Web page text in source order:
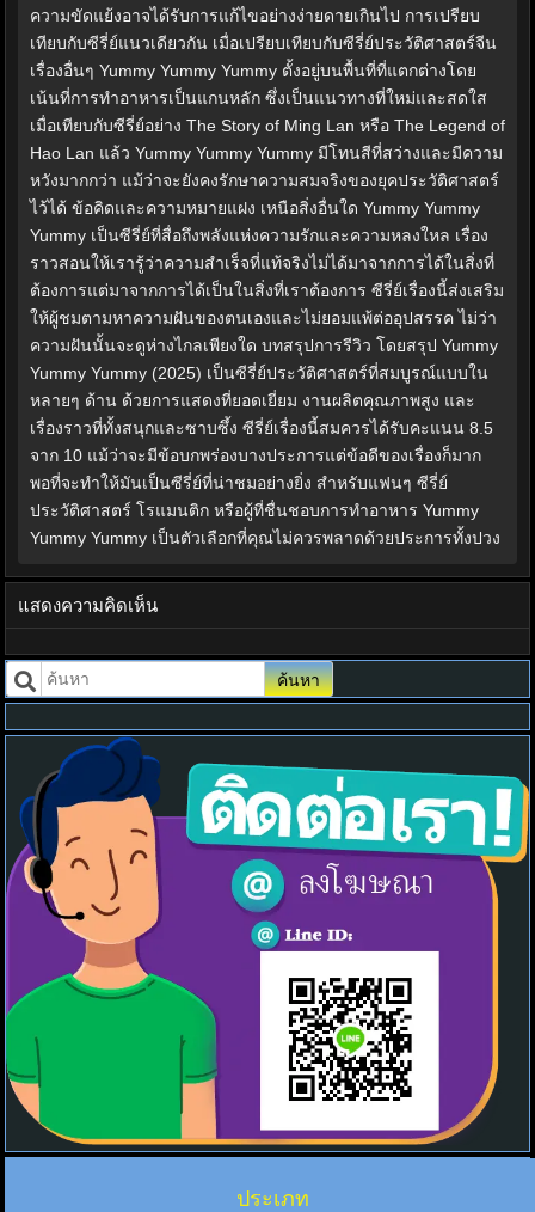
ความขัดแย้งอาจได้รับการแก้ไขอย่างง่ายดายเกินไป การเปรียบ
เทียบกับซีรี่ย์แนวเดียวกัน เมื่อเปรียบเทียบกับซีรี่ย์ประวัติศาสตร์จีน
เรื่องอื่นๆ Yummy Yummy Yummy ตั้งอยู่บนพื้นที่ที่แตกต่างโดย
เน้นที่การทำอาหารเป็นแกนหลัก ซึ่งเป็นแนวทางที่ใหม่และสดใส
เมื่อเทียบกับซีรี่ย์อย่าง The Story of Ming Lan หรือ The Legend of
Hao Lan แล้ว Yummy Yummy Yummy มีโทนสีที่สว่างและมีความ
หวังมากกว่า แม้ว่าจะยังคงรักษาความสมจริงของยุคประวัติศาสตร์
ไว้ได้ ข้อคิดและความหมายแฝง เหนือสิ่งอื่นใด Yummy Yummy
Yummy เป็นซีรี่ย์ที่สื่อถึงพลังแห่งความรักและความหลงใหล เรื่อง
ราวสอนให้เรารู้ว่าความสำเร็จที่แท้จริงไม่ได้มาจากการได้ในสิ่งที่
ต้องการแต่มาจากการได้เป็นในสิ่งที่เราต้องการ ซีรี่ย์เรื่องนี้ส่งเสริม
ให้ผู้ชมตามหาความฝันของตนเองและไม่ยอมแพ้ต่ออุปสรรค ไม่ว่า
ความฝันนั้นจะดูห่างไกลเพียงใด บทสรุปการรีวิว โดยสรุป Yummy
Yummy Yummy (2025) เป็นซีรี่ย์ประวัติศาสตร์ที่สมบูรณ์แบบใน
หลายๆ ด้าน ด้วยการแสดงที่ยอดเยี่ยม งานผลิตคุณภาพสูง และ
เรื่องราวที่ทั้งสนุกและซาบซึ้ง ซีรี่ย์เรื่องนี้สมควรได้รับคะแนน 8.5
จาก 10 แม้ว่าจะมีข้อบกพร่องบางประการแต่ข้อดีของเรื่องก็มาก
พอที่จะทำให้มันเป็นซีรี่ย์ที่น่าชมอย่างยิ่ง สำหรับแฟนๆ ซีรี่ย์
ประวัติศาสตร์ โรแมนติก หรือผู้ที่ชื่นชอบการทำอาหาร Yummy
Yummy Yummy เป็นตัวเลือกที่คุณไม่ควรพลาดด้วยประการทั้งปวง
แสดงความคิดเห็น
ค้นหา
ประเภท